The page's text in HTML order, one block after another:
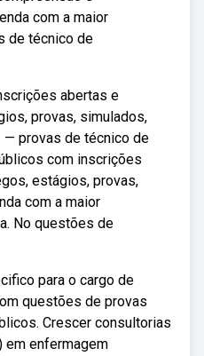
com a maior
de técnico de
abertas e
provas, simulados,
provas de técnico de
com inscrições
estágios, provas,
com a maior
No questões de
para o cargo de
questões de provas
Crescer consultorias
em enfermagem